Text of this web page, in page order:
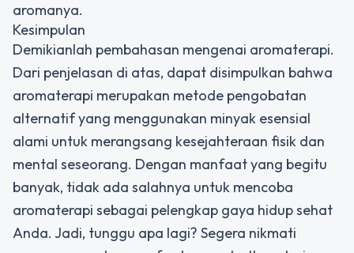
aromanya.
Kesimpulan
Demikianlah pembahasan mengenai aromaterapi.
Dari penjelasan di atas, dapat disimpulkan bahwa
aromaterapi merupakan metode pengobatan
alternatif yang menggunakan minyak esensial
alami untuk merangsang kesejahteraan fisik dan
mental seseorang. Dengan manfaat yang begitu
banyak, tidak ada salahnya untuk mencoba
aromaterapi sebagai pelengkap gaya hidup sehat
Anda. Jadi, tunggu apa lagi? Segera nikmati